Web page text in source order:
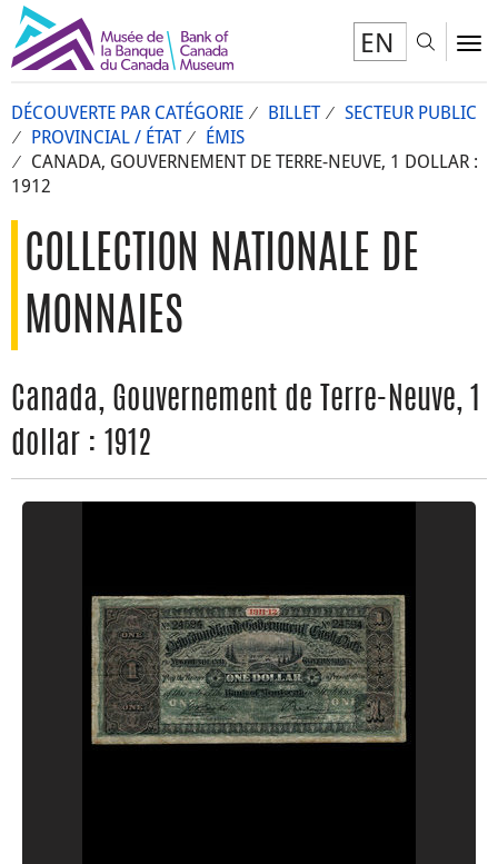
EN
DÉCOUVERTE PAR CATÉGORIE BILLET
SECTEUR PUBLIC
PROVINCIAL / ÉTAT
ÉMIS
CANADA, GOUVERNEMENT DE TERRE-NEUVE, 1 DOLLAR :
1912
COLLECTION NATIONALE DE
MONNAIES
Canada, Gouvernement de Terre-Neuve, 1
dollar : 1912